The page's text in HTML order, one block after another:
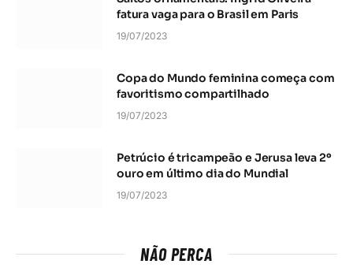
fatura vaga para o Brasil em Paris
19/07/2023
Copa do Mundo feminina começa com
favoritismo compartilhado
19/07/2023
Petrúcio é tricampeão e Jerusa leva 2º
ouro em último dia do Mundial
19/07/2023
NÃO PERCA